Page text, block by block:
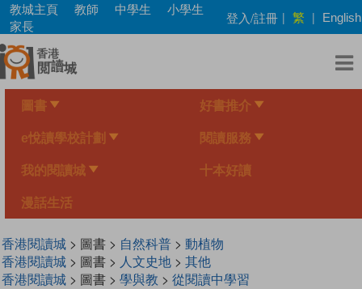
Skip
main
content
教城主頁 教師 中學生
小學生
家長
登入/註冊 | 繁 | English
圖書 好書推介
e悅讀學校計劃 閱讀服務
我的閱讀城 十本好讀
漫話生活
香港閱讀城> 圖書 > 自然科普> 動植物
香港閱讀城> 圖書 > 人文史地> 其他
香港閱讀城> 圖書 > 學與教 > 從閱讀中學習